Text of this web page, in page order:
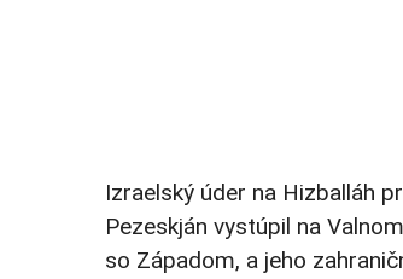
Izraelský úder na Hizballáh
Pezeskján vystúpil na
so Západom, a jeho